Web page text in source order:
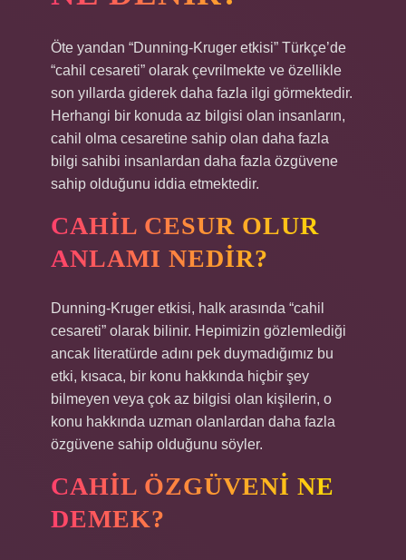
Öte yandan “Dunning-Kruger etkisi” Türkçe’de
“cahil cesareti” olarak çevrilmekte ve özellikle
son yıllarda giderek daha fazla ilgi görmektedir.
Herhangi bir konuda az bilgisi olan insanların,
cahil olma cesaretine sahip olan daha fazla
bilgi sahibi insanlardan daha fazla özgüvene
sahip olduğunu iddia etmektedir.
CAHIL CESUR OLUR
ANLAMI NEDIR?
Dunning-Kruger etkisi, halk arasında “cahil
cesareti” olarak bilinir. Hepimizin gözlemlediği
ancak literatürde adını pek duymadığımız bu
etki, kısaca, bir konu hakkında hiçbir şey
bilmeyen veya çok az bilgisi olan kişilerin, o
konu hakkında uzman olanlardan daha fazla
özgüvene sahip olduğunu söyler.
CAHIL ÖZGÜVENI NE
DEMEK?